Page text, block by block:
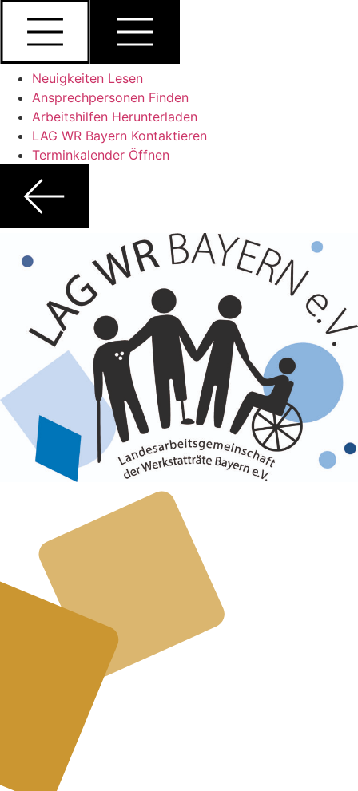
Inhalt
springen
Neuigkeiten Lesen
Ansprechpersonen Finden
Arbeitshilfen Herunterladen
LAG WR Bayern Kontaktieren
Terminkalender Öffnen